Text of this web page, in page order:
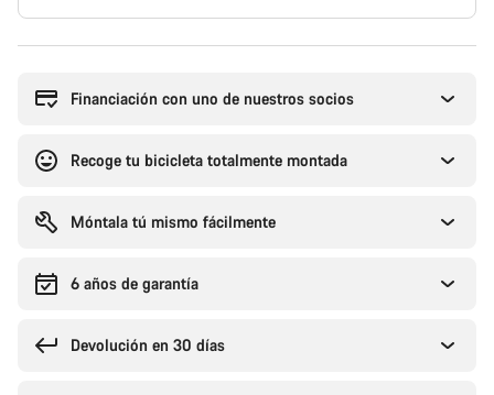
compra
Financiación con uno de nuestros socios
Recoge tu bicicleta totalmente montada
Móntala tú mismo fácilmente
6 años de garantía
Devolución en 30 días